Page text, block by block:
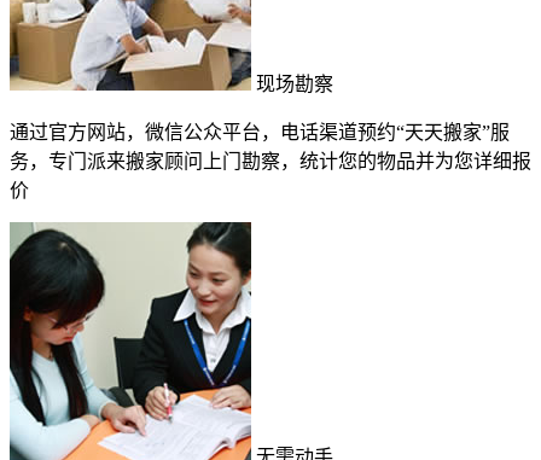
现场勘察
通过官方网站，微信公众平台，电话渠道预约“天天搬家”服
务，专门派来搬家顾问上门勘察，统计您的物品并为您详细报
价